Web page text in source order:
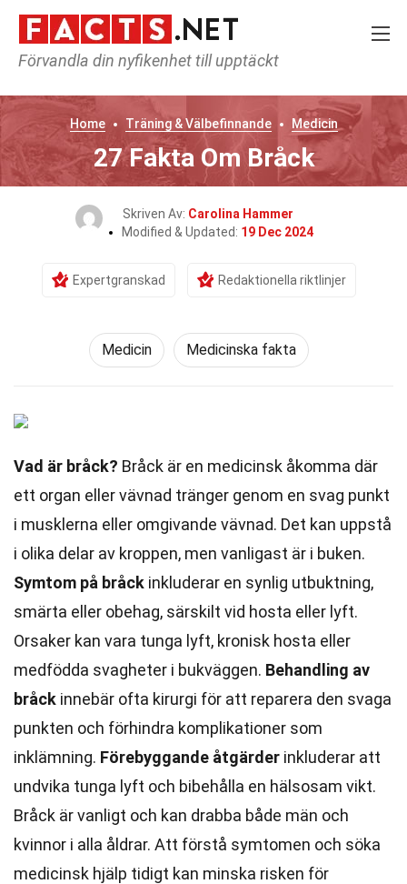
Förvandla din nyfikenhet till upptäckt
Home Träning & Välbefinnande Medicin
27 Fakta Om Bråck
Skriven Av: Carolina Hammer
Modified & Updated: 19 Dec 2024
Expertgranskad Redaktionella riktlinjer
Medicin Medicinska fakta
Vad är bråck? Bråck är en medicinsk åkomma där
ett organ eller vävnad tränger genom en svag punkt
i musklerna eller omgivande vävnad. Det kan uppstå
i olika delar av kroppen, men vanligast är i buken.
Symtom på bråck inkluderar en synlig utbuktning,
smärta eller obehag, särskilt vid hosta eller lyft.
Orsaker kan vara tunga lyft, kronisk hosta eller
medfödda svagheter i bukväggen. Behandling av
bråck innebär ofta kirurgi för att reparera den svaga
punkten och förhindra komplikationer som
inklämning. Förebyggande åtgärder inkluderar att
undvika tunga lyft och bibehålla en hälsosam vikt.
Bråck är vanligt och kan drabba både män och
kvinnor i alla åldrar. Att förstå symtomen och söka
medicinsk hjälp tidigt kan minska risken för